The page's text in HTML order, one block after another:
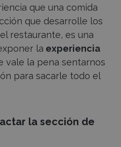
que una comida
que desarrolle los
restaurante, es una
la experiencia
vale la pena sentarnos
para sacarle todo el
la sección de